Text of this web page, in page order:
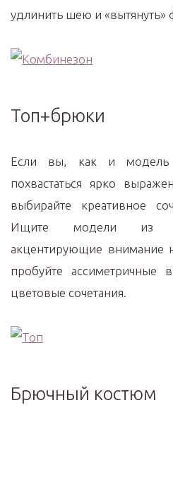
удлинить шею и «вытянуть»
Топ+брюки
Если вы, как и
похвастаться ярко
выбирайте креативное
Ищите модели из
акцентирующие внимание
пробуйте ассиметричные
цветовые сочетания.
Брючный костюм